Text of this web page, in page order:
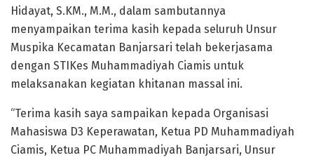
Hidayat, S.KM., M.M., dalam sambutannya
menyampaikan terima kasih kepada seluruh Unsur
Muspika Kecamatan Banjarsari telah bekerjasama
dengan STIKes Muhammadiyah Ciamis untuk
melaksanakan kegiatan khitanan massal ini.
“Terima kasih saya sampaikan kepada Organisasi
Mahasiswa D3 Keperawatan, Ketua PD Muhammadiyah
Ciamis, Ketua PC Muhammadiyah Banjarsari, Unsur